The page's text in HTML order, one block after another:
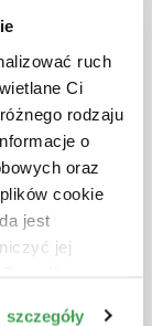
ruch
Ci
rodzaju
o
oraz
cookie
jest
jej
szczegóły
CIT,
w